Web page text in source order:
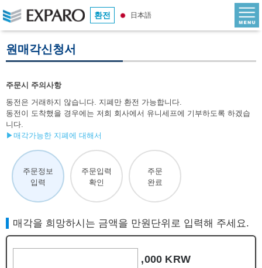
환전 日本語
원매각신청서
주문시 주의사항
동전은 거래하지 않습니다. 지폐만 환전 가능합니다.
동전이 도착했을 경우에는 저희 회사에서 유니세프에 기부하도록 하겠습
니다.
▶매각가능한 지폐에 대해서
주문정보
입력
주문입력
확인
주문
완료
매각을 희망하시는 금액을 만원단위로 입력해 주세요.
,000 KRW